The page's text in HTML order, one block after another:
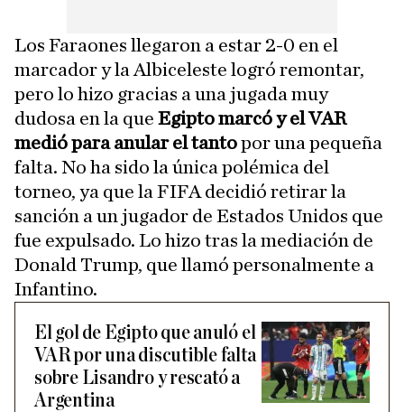
Los Faraones llegaron a estar 2-0 en el
marcador y la Albiceleste logró remontar,
pero lo hizo gracias a una jugada muy
dudosa en la que Egipto marcó y el VAR
medió para anular el tantopor una pequeña
falta. No ha sido la única polémica del
torneo, ya que la FIFA decidió retirar la
sanción a un jugador de Estados Unidos que
fue expulsado. Lo hizo tras la mediación de
Donald Trump, que llamó personalmente a
Infantino.
El gol de Egipto que anuló el
VAR por una discutible falta
sobre Lisandro y rescató a
Argentina